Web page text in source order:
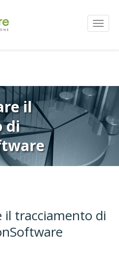
Menu
il
di
il tracciamento di